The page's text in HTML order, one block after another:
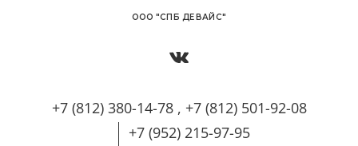
+7 (812) 380-14-78 , +7 (812) 501-92-08
+7 (952) 215-97-95
OОО "СПБ ДЕВАЙС"